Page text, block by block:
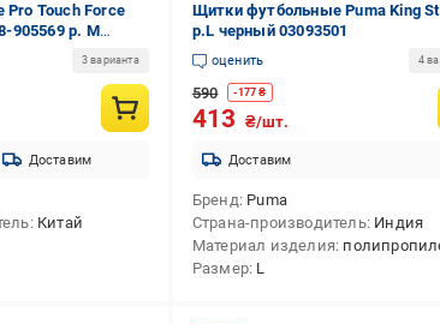
Touch Force
905569 р. M
3 варианта
Доставим
Китай
Щитки футбольные Puma King
р.L черный 03093501
оценить 4
590 -177 ₴
413 ₴/шт.
Доставим
Бренд Puma
Страна-производитель Индия
Материал изделия
Размер L